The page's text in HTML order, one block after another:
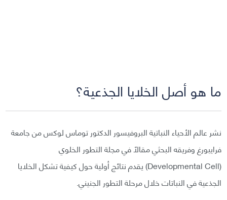
ما هو أصل الخلايا الجذعية؟
نشر عالم الأحياء النباتية البروفيسور الدكتور توماس لوكس من جامعة
فرايبورغ وفريقه البحثي مقالًا في مجلة التطور الخلوي
(Developmental Cell) يقدم نتائج أولية حول كيفية تشكل الخلايا
الجذعية في النباتات خلال مرحلة التطور الجنيني.